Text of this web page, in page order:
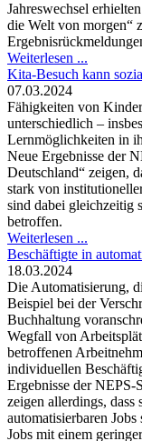
Jahreswechsel
die Welt von morgen“
Weiterlesen ...
Kita-Besuch kann
07.03.2024
Fähigkeiten von
unterschiedlich –
Lernmöglichkeiten in
Neue Ergebnisse der
Deutschland“ zeigen,
stark von
sind dabei gleichzeitig
betroffen.
Weiterlesen ...
Beschäftigte in
18.03.2024
Die Automatisierung,
Beispiel bei der
Buchhaltung
Wegfall von
betroffenen
individuellen
Ergebnisse der
zeigen allerdings, dass
automatisierbaren
Jobs mit einem